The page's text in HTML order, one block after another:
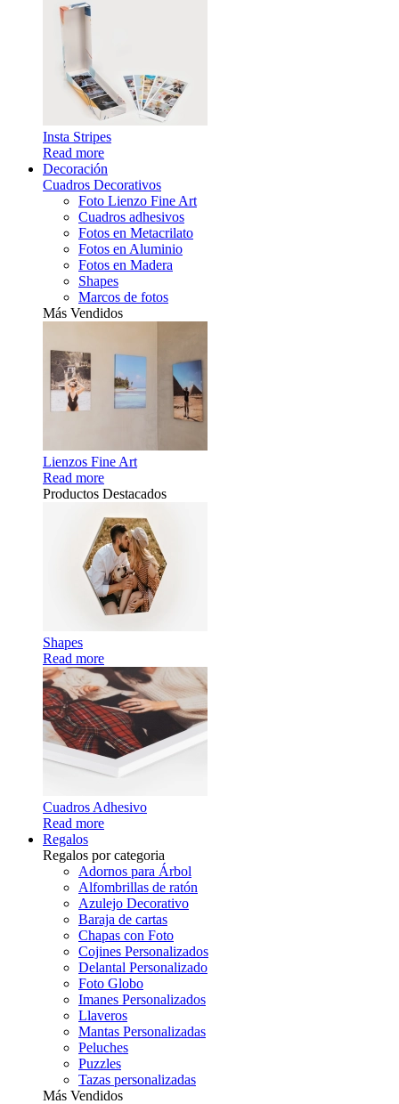
Insta Stripes
Read more
Decoración
Cuadros Decorativos
Foto Lienzo Fine Art
Cuadros adhesivos
Fotos en Metacrilato
Fotos en Aluminio
Fotos en Madera
Shapes
Marcos de fotos
Más Vendidos
Lienzos Fine Art
Read more
Productos Destacados
Shapes
Read more
Cuadros Adhesivo
Read more
Regalos
Regalos por categoria
Adornos para Árbol
Alfombrillas de ratón
Azulejo Decorativo
Baraja de cartas
Chapas con Foto
Cojines Personalizados
Delantal Personalizado
Foto Globo
Imanes Personalizados
Llaveros
Mantas Personalizadas
Peluches
Puzzles
Tazas personalizadas
Más Vendidos